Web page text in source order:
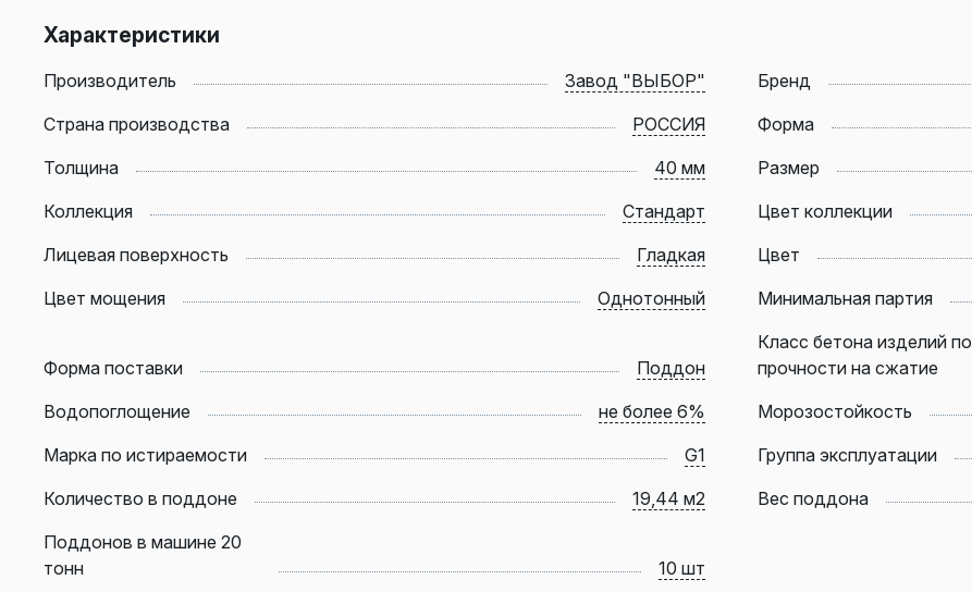
Характеристики
Производитель Завод "ВЫБОР" Бренд
Страна производства
РОССИЯ Форма
Толщина
40 мм Размер
Коллекция
Стандарт Цвет коллекции
Лицевая поверхность
Гладкая Цвет
Цвет мощения
Однотонный Минимальная партия
Форма поставки Поддон
Класс бетона изделий по
прочности на сжатие
Водопоглощение
не более 6% Морозостойкость
Марка по истираемости
G1 Группа эксплуатации
Количество в поддоне
19,44 м2 Вес поддона
Поддонов в машине 20
тонн
10 шт